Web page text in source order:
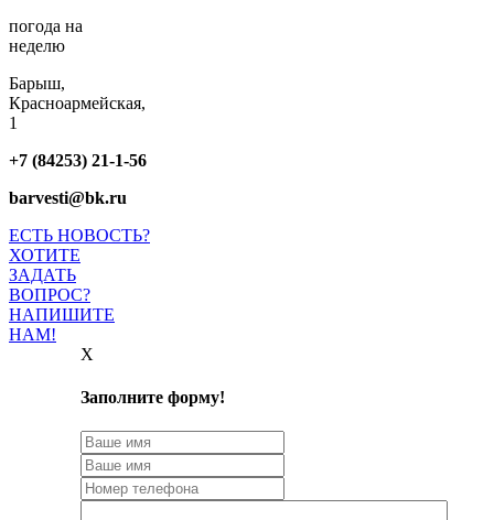
погода на
неделю
Барыш,
Красноармейская,
1
+7 (84253) 21-1-56
barvesti@bk.ru
ЕСТЬ НОВОСТЬ?
ХОТИТЕ
ЗАДАТЬ
ВОПРОС?
НАПИШИТЕ
НАМ!
X
Заполните форму!